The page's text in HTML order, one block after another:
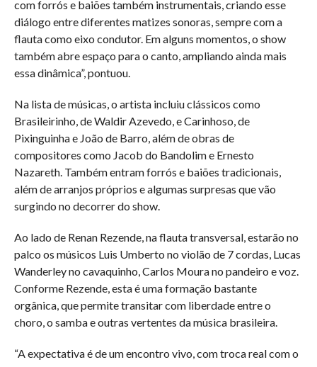
com forrós e baiões também instrumentais, criando esse
diálogo entre diferentes matizes sonoras, sempre com a
flauta como eixo condutor. Em alguns momentos, o show
também abre espaço para o canto, ampliando ainda mais
essa dinâmica”, pontuou.
Na lista de músicas, o artista incluiu clássicos como
Brasileirinho, de Waldir Azevedo, e Carinhoso, de
Pixinguinha e João de Barro, além de obras de
compositores como Jacob do Bandolim e Ernesto
Nazareth. Também entram forrós e baiões tradicionais,
além de arranjos próprios e algumas surpresas que vão
surgindo no decorrer do show.
Ao lado de Renan Rezende, na flauta transversal, estarão no
palco os músicos Luis Umberto no violão de 7 cordas, Lucas
Wanderley no cavaquinho, Carlos Moura no pandeiro e voz.
Conforme Rezende, esta é uma formação bastante
orgânica, que permite transitar com liberdade entre o
choro, o samba e outras vertentes da música brasileira.
“A expectativa é de um encontro vivo, com troca real com o